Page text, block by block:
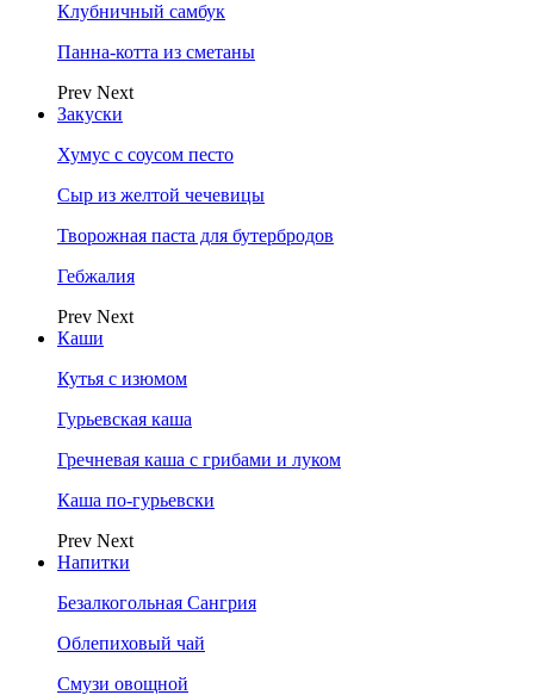
Клубничный самбук
Панна-котта из сметаны
Prev Next
Закуски
Хумус с соусом песто
Сыр из желтой чечевицы
Творожная паста для бутербродов
Гебжалия
Prev Next
Каши
Кутья с изюмом
Гурьевская каша
Гречневая каша с грибами и луком
Каша по-гурьевски
Prev Next
Напитки
Безалкогольная Сангрия
Облепиховый чай
Смузи овощной